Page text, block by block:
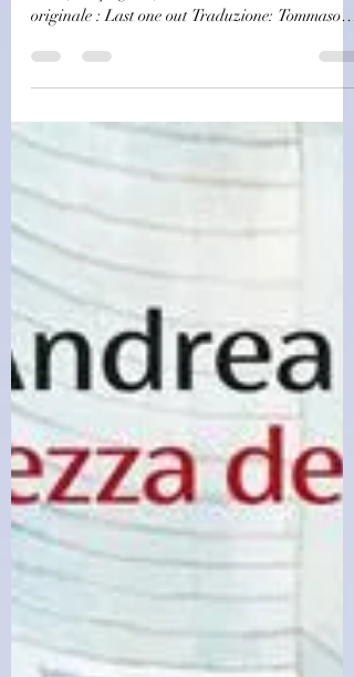
Nessuno è per sempre - Jane Harper Italiano |
2026 | 384 pagine | ISBN: 9788830154421 Titolo
Varvello Carralon era aperta campagna,
pascoli, fattorie, grandi spazi per una piccola
comunità molto unita. Ora è campi incolti,
recinzioni e il basso continuo dalla miniera
Lentzer che offusca l'aria con la sua polvere e
inquina il silenzio con un costante brusio. A
Carralon, a casa, era tornato Sam cinque anni
fa per festeggiare il compl